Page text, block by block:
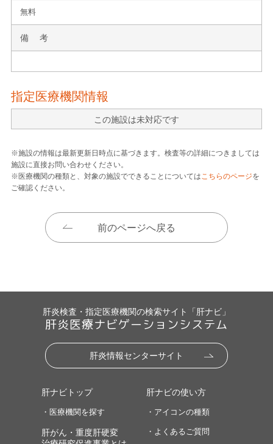
無料
備 考
指定医療機関情報
この施設は未対応です
※施設の情報は最新更新日時点に基づきます。検査等の詳細につきましては
施設に直接お問い合わせください。
※医療機関の種類と、対象の施設でできることについてはこちらのページを
ご確認ください。
前のページへ戻る
肝炎検査・指定医療機関の検索サイト「肝ナビ」
肝炎医療ナビゲーションシステム
肝炎情報センターサイト
肝ナビトップ
・医療機関を探す
肝がん・重度肝硬変
肝ナビの使い方
・アイコンの種類
・よくあるご質問